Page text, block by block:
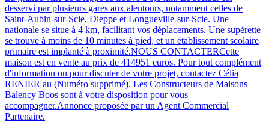
desservi par plusieurs gares aux alentours, notamment celles de
Saint-Aubin-sur-Scie, Dieppe et Longueville-sur-Scie. Une
nationale se situe à 4 km, facilitant vos déplacements. Une supérette
se trouve à moins de 10 minutes à pied, et un établissement scolaire
primaire est implanté à proximité.NOUS CONTACTERCette
maison est en vente au prix de 414951 euros. Pour tout complément
d'information ou pour discuter de votre projet, contactez Célia
RENIER au (Numéro supprimé). Les Constructeurs de Maisons
Balency Boos sont à votre disposition pour vous
accompagner.Annonce proposée par un Agent Commercial
Partenaire.